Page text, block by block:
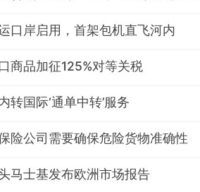
口岸启用，首架包机直飞河内
商品加征125%对等关税
转国际‘通单中转’服务
险公司需要确保危险货物准确性
马士基发布欧洲市场报告